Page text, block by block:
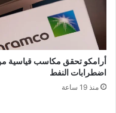
أرامكو تحقق مكاسب قياسية
اضطرابات النفط
منذ 19 ساعة